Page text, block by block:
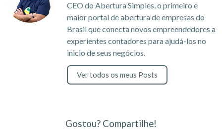
CEO do Abertura Simples, o primeiro e
maior portal de abertura de empresas do
Brasil que conecta novos empreendedores a
experientes contadores para ajudá-los no
inicio de seus negócios.
Ver todos os meus Posts
Gostou? Compartilhe!